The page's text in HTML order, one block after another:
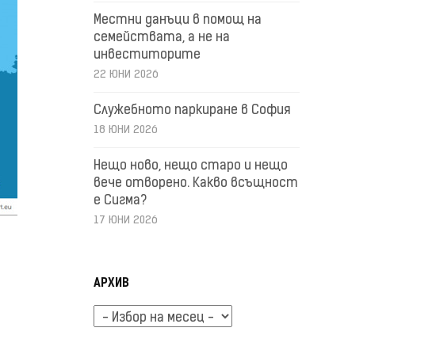
Местни данъци в помощ на
семействата, а не на
инвеститорите
22 ЮНИ 2026
Служебното паркиране в София
18 ЮНИ 2026
Нещо ново, нещо старо и нещо
вече отворено. Какво всъщност
е Сигма?
17 ЮНИ 2026
АРХИВ
Архив